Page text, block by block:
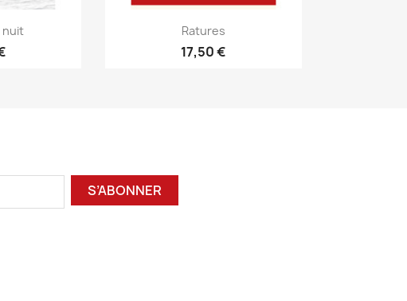
nuit Ratures
17,50 €
S’ABONNER